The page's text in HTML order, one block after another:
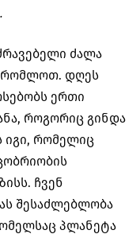
ძალა
დღეს
ერთი
როგორიც გინდა
იგი, რომელიც
ჩვენ
შესაძლებლობა
პლანეტა